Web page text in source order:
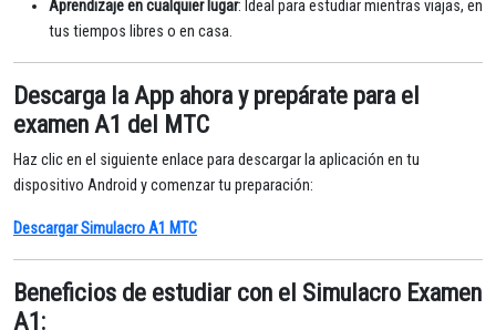
Aprendizaje en cualquier lugar: Ideal para estudiar mientras viajas, en
tus tiempos libres o en casa.
Descarga la App ahora y prepárate para el
examen A1 del MTC
Haz clic en el siguiente enlace para descargar la aplicación en tu
dispositivo Android y comenzar tu preparación:
Descargar Simulacro A1 MTC
Beneficios de estudiar con el Simulacro Examen
A1: